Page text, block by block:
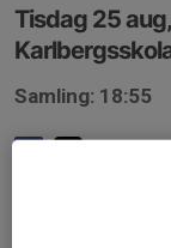
Tisdag 25
Samling: 18:55
Anmälan är